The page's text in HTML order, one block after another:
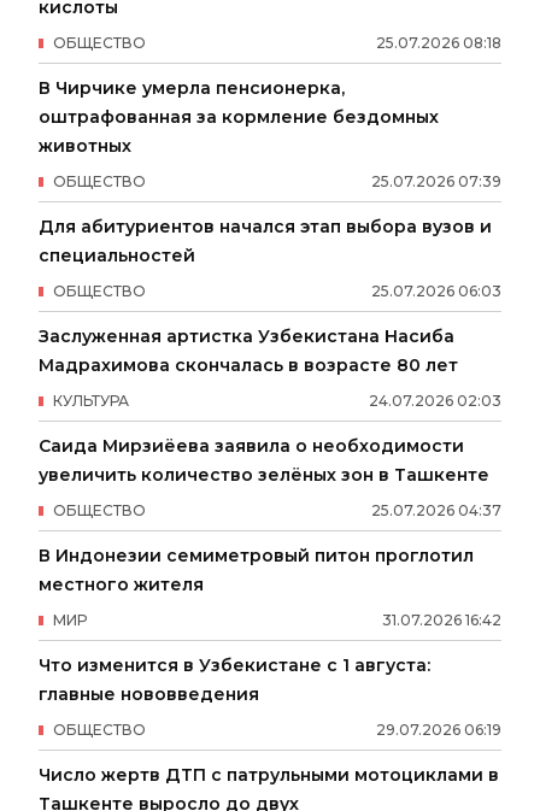
кислоты
25.07.2026 08:18
ОБЩЕСТВО
В Чирчике умерла пенсионерка,
оштрафованная за кормление бездомных
животных
25.07.2026 07:39
ОБЩЕСТВО
Для абитуриентов начался этап выбора вузов и
специальностей
25.07.2026 06:03
ОБЩЕСТВО
Заслуженная артистка Узбекистана Насиба
Мадрахимова скончалась в возрасте 80 лет
24.07.2026 02:03
КУЛЬТУРА
Саида Мирзиёева заявила о необходимости
увеличить количество зелёных зон в Ташкенте
25.07.2026 04:37
ОБЩЕСТВО
В Индонезии семиметровый питон проглотил
местного жителя
31.07.2026 16:42
МИР
Что изменится в Узбекистане с 1 августа:
главные нововведения
29.07.2026 06:19
ОБЩЕСТВО
Число жертв ДТП с патрульными мотоциклами в
Ташкенте выросло до двух